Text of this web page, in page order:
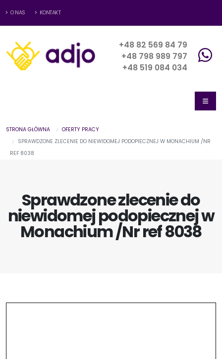
O NAS KONTAKT
+48 82 569 84 79
+48 798 989 797
+48 519 084 034
STRONA GŁÓWNA
OFERTY PRACY
SPRAWDZONE ZLECENIE DO NIEWIDOMEJ PODOPIECZNEJ W MONACHIUM /NR
REF 8038
Sprawdzone zlecenie do
niewidomej podopiecznej w
Monachium /Nr ref 8038